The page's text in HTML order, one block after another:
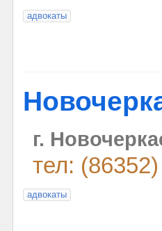
адвокаты
г.
тел:
адвокаты